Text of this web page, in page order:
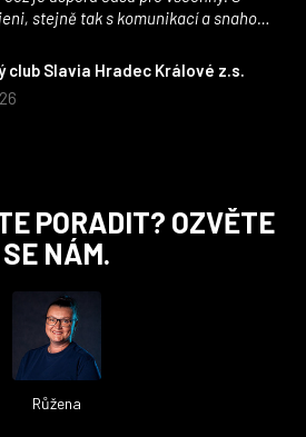
club Slavia Hradec Králové z.s.
obchodu je 5 z 5 hvězdiček.
stejně tak s komunikací a snahou
duchu bude spolupráce pokračovat
řešit i první sady dresů ;)
PORADIT? OZVĚTE
SE NÁM.
Růžena